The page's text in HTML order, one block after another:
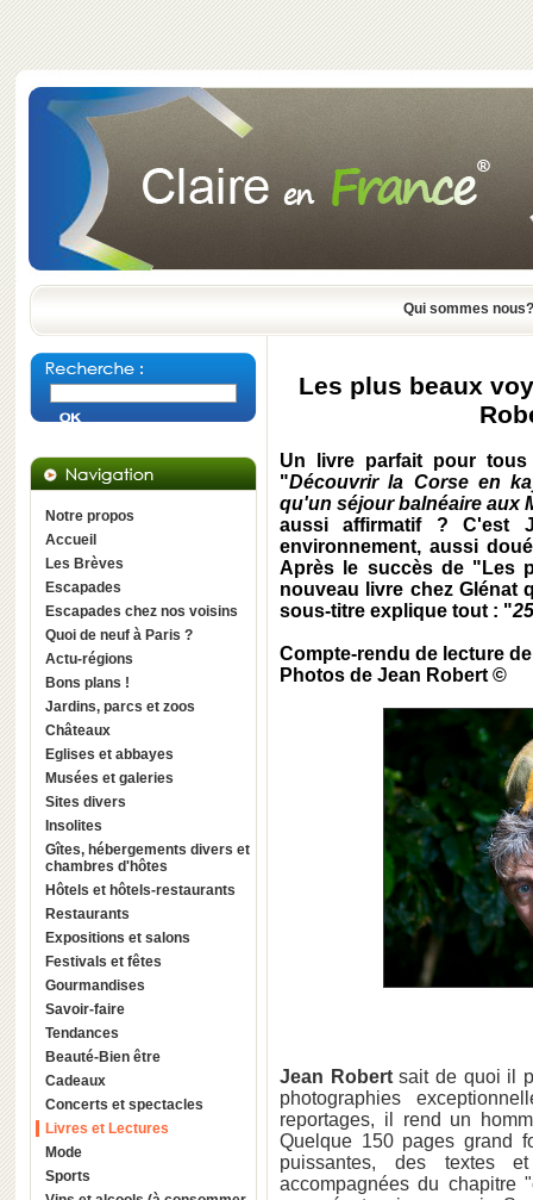
Qui sommes nous?
Notre propos
Accueil
Les Brèves
Escapades
Escapades chez nos voisins
Quoi de neuf à Paris ?
Actu-régions
Bons plans !
Jardins, parcs et zoos
Châteaux
Eglises et abbayes
Musées et galeries
Sites divers
Insolites
Gîtes, hébergements divers et
chambres d'hôtes
Hôtels et hôtels-restaurants
Restaurants
Expositions et salons
Festivals et fêtes
Gourmandises
Savoir-faire
Tendances
Beauté-Bien être
Cadeaux
Concerts et spectacles
Livres et Lectures
Mode
Sports
Les plus beaux
Un livre parfait pour
"Découvrir la Corse en
qu'un séjour balnéaire aux
aussi affirmatif ? C'est
environnement, aussi
Après le succès de "Les
nouveau livre chez Glénat
sous-titre explique tout : "
Compte-rendu de lecture
Photos de Jean Robert ©
Jean Robertsait de quoi il
photographies
reportages, il rend un
Quelque 150 pages grand
puissantes, des textes
accompagnées du chapitre